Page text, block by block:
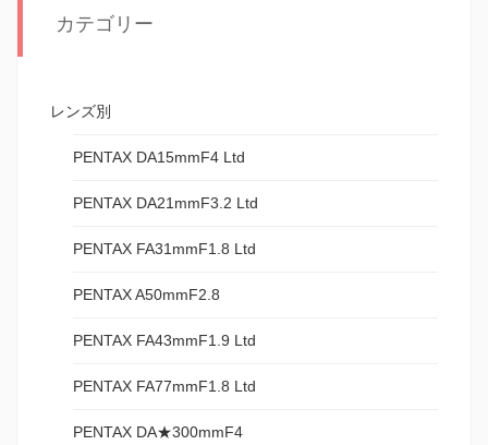
カテゴリー
レンズ別
PENTAX DA15mmF4 Ltd
PENTAX DA21mmF3.2 Ltd
PENTAX FA31mmF1.8 Ltd
PENTAX A50mmF2.8
PENTAX FA43mmF1.9 Ltd
PENTAX FA77mmF1.8 Ltd
PENTAX DA★300mmF4